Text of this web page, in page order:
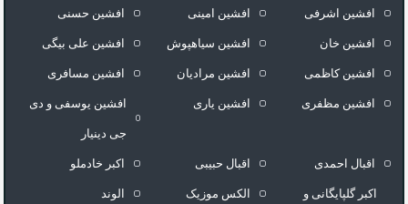
افشین اشرفی افشین امینی افشین حسنی
افشین خان افشین سیاهپوش افشین علی بیگی
افشین کاظمی افشین مرادیان افشین مسافری
افشین مظفری افشین یاری افشین یوسفی و دی
جی دینیار
اقبال احمدی اقبال حبیبی اکبر خادملو
اکبر گلپایگانی و الکس موزیک الوند